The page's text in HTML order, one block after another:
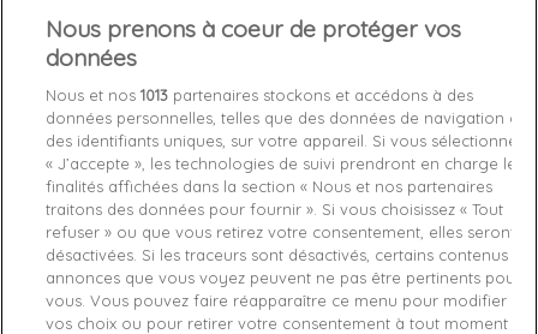
Caractéristiques produit
Détails du produit Fabriquant
Référence M0BI99-TWHT XL
Fiche technique
Couleur Blanc
Nous prenons à coeur de protéger vos
données
Nous et nos1013 partenaires stockons et accédons à des
données personnelles, telles que des données de navigation ou
des identifiants uniques, sur votre appareil. Si vous sélectionnez
« J’accepte », les technologies de suivi prendront en charge les
finalités affichées dans la section « Nous et nos partenaires
traitons des données pour fournir ». Si vous choisissez « Tout
refuser » ou que vous retirez votre consentement, elles seront
désactivées. Si les traceurs sont désactivés, certains contenus et
annonces que vous voyez peuvent ne pas être pertinents pour
vous. Vous pouvez faire réapparaître ce menu pour modifier
vos choix ou pour retirer votre consentement à tout moment